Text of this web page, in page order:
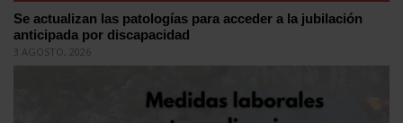
Se actualizan las patologías para acceder a la jubilación
anticipada por discapacidad
3 AGOSTO, 2026